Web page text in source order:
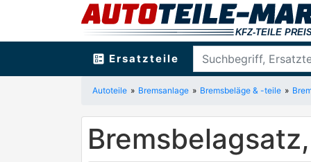
ballot Ersatzteile
Autoteile Bremsanlage Bremsbeläge & -teile